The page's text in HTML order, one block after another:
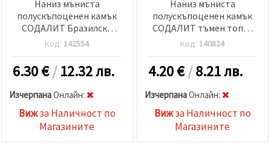
Наниз мъниста
полускъпоценен камък
СОДАЛИТ Бразилски
топче 10 мм ±39 броя
Код: 142554
6.30€/12.32 лв.
ИзчерпанаOнлайн:
Вижза Наличност по
Магазините
Наниз мъниста
полускъпоценен камък
СОДАЛИТ тъмен топче
10 мм ±19 броя
Код: 140824
4.20€/8.21 лв.
ИзчерпанаOнлайн:
Вижза Наличност по
Магазините